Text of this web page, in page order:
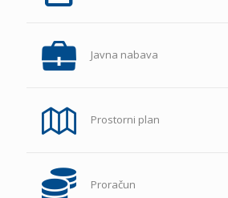
Javna nabava
Prostorni plan
Proračun